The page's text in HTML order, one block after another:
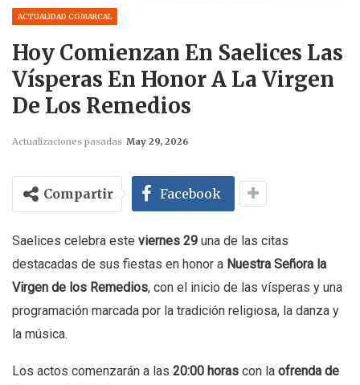
ACTUALIDAD COMARCAL
Hoy Comienzan En Saelices Las
Vísperas En Honor A La Virgen
De Los Remedios
Actualizaciones pasadas May 29, 2026
Compartir Facebook
Saelices celebra este viernes 29 una de las citas
destacadas de sus fiestas en honor a Nuestra Señora la
Virgen de los Remedios, con el inicio de las vísperas y una
programación marcada por la tradición religiosa, la danza y
la música.
Los actos comenzarán a las 20:00 horas con la ofrenda de